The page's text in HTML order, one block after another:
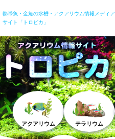
熱帯魚・金魚の水槽・アクアリウム情報メディア
サイト「トロピカ」
アクアリウム テラリウム